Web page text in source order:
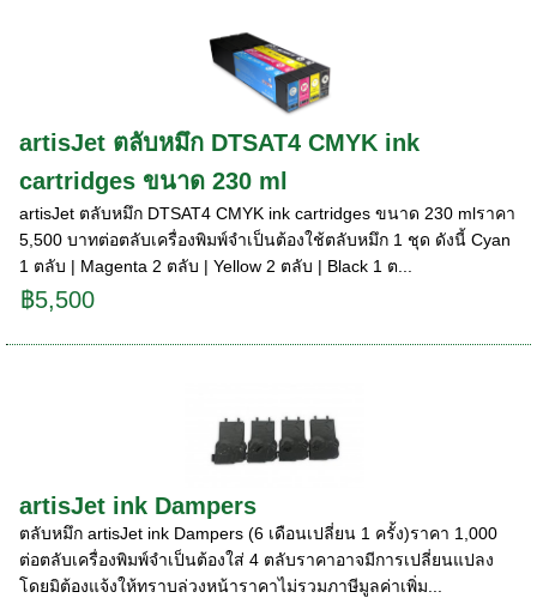
artisJet ตลับหมึก DTSAT4 CMYK ink
cartridges ขนาด 230 ml
artisJet ตลับหมึก DTSAT4 CMYK ink cartridges ขนาด 230 mlราคา
5,500 บาทต่อตลับเครื่องพิมพ์จำเป็นต้องใช้ตลับหมึก 1 ชุด ดังนี้ Cyan
1 ตลับ | Magenta 2 ตลับ | Yellow 2 ตลับ | Black 1 ต...
฿5,500
artisJet ink Dampers
ตลับหมึก artisJet ink Dampers (6 เดือนเปลี่ยน 1 ครั้ง)ราคา 1,000
ต่อตลับเครื่องพิมพ์จำเป็นต้องใส่ 4 ตลับราคาอาจมีการเปลี่ยนแปลง
โดยมิต้องแจ้งให้ทราบล่วงหน้าราคาไม่รวมภาษีมูลค่าเพิ่ม...